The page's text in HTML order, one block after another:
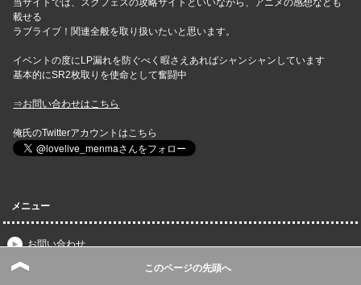
載せる
ラブライブ！関連全般を取り扱いたいと思います。
イベントの度にLP漏れを防ぐべく暇さえあればシャンシャンしています
基本的にSR2枚取りを使命として奮闘中
⇒お問い合わせはこちら
俺氏のTwitterアカウントはこちら
メニュー
お問い合わせ
スクフェス速報｜スクスタ攻略・最新情報まとめトップページ
このページの先頭へ